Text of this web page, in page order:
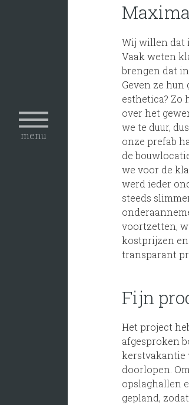
menu
Wij willen dat
Vaak weten
brengen dat
Geven ze
esthetica? Zo
over het
we te duur,
onze prefab
de
we voor de
werd ieder
steeds
voortzetten,
kostprijzen
transparant
Fijn
Het project
afgesproken
kerstvakantie
doorlopen.
opslaghallen
gepland,